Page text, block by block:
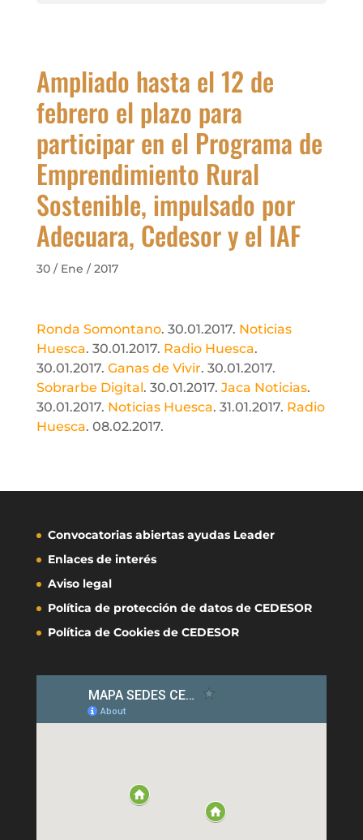
Ampliado hasta el 12 de
febrero el plazo para
participar en el Programa de
Emprendimiento Rural
Sostenible, impulsado por
Adecuara, Cedesor y el IAF
30 / Ene / 2017
Ronda Somontano. 30.01.2017. Noticias
Huesca. 30.01.2017. Radio Huesca.
30.01.2017. Ganas de Vivir. 30.01.2017.
Sobrarbe Digital. 30.01.2017. Jaca Noticias.
30.01.2017. Noticias Huesca. 31.01.2017. Radio
Huesca. 08.02.2017.
Convocatorias abiertas ayudas Leader
Enlaces de interés
Aviso legal
Política de protección de datos de CEDESOR
Política de Cookies de CEDESOR